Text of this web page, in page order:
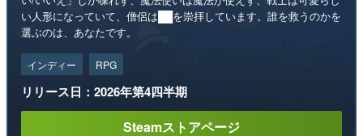
い人形になっていて、僧侶は██を崇拝しています。誰を救うのかを
選ぶのは、あなたです。
インディー RPG
リリース日：2026年第4四半期
Steamストアページ